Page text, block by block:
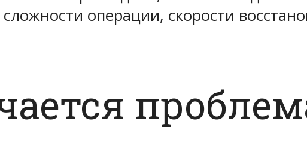
операции, скорости